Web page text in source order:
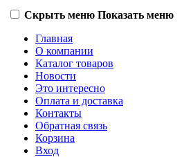
Скрыть меню Показать меню
Главная
О компании
Каталог товаров
Новости
Это интересно
Оплата и доставка
Контакты
Обратная связь
Корзина
Вход